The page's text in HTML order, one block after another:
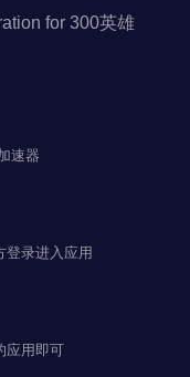
for 300英雄
速器
登录进入应用
应用即可